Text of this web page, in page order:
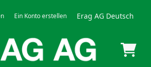
Ein Konto erstellen Erag AG Deutsch